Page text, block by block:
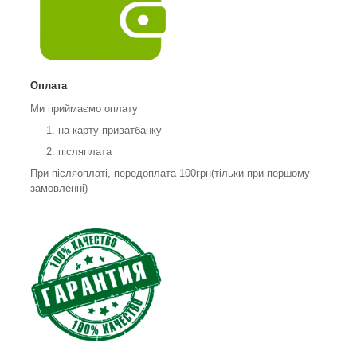
Оплата
Ми приймаємо оплату
на карту приватбанку
післяплата
При післяоплаті, передоплата 100грн(тільки при першому
замовленні)